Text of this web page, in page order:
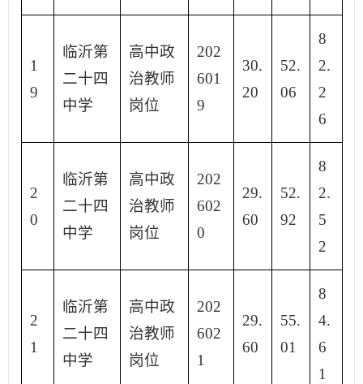
1
9
临沂第
二十四
中学
高中政
治教师
岗位
202
601
9
30.
20
52.
06
8
2.
2
6
2
0
临沂第
二十四
中学
高中政
治教师
岗位
202
602
0
29.
60
52.
92
8
2.
5
2
2
1
临沂第
二十四
中学
高中政
治教师
岗位
202
602
1
29.
60
55.
01
8
4.
6
1